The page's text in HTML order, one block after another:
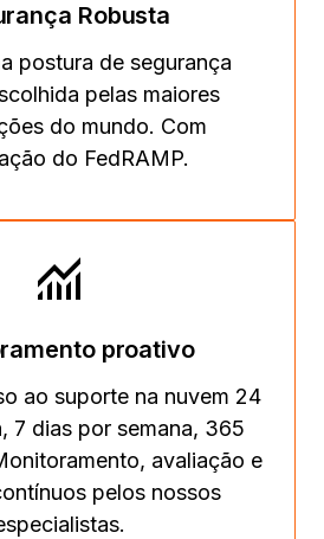
Robusta
postura de segurança
pelas maiores
do mundo. Com
do FedRAMP.
proativo
ao suporte na nuvem 24
7 dias por semana, 365
avaliação e
pelos nossos